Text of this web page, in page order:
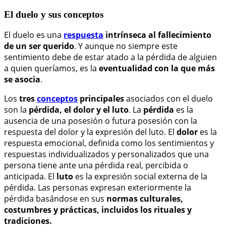
El duelo y sus conceptos
El duelo es una respuesta intrínseca al fallecimiento
de un ser querido. Y aunque no siempre este
sentimiento debe de estar atado a la pérdida de alguien
a quien queríamos, es la eventualidad con la que más
se asocia.
Los tresconceptos principalesasociados con el duelo
son la pérdida, el dolor y el luto. La pérdida es la
ausencia de una posesión o futura posesión con la
respuesta del dolor y la expresión del luto. El dolor es la
respuesta emocional, definida como los sentimientos y
respuestas individualizados y personalizados que una
persona tiene ante una pérdida real, percibida o
anticipada. El luto es la expresión social externa de la
pérdida. Las personas expresan exteriormente la
pérdida basándose en sus normas culturales,
costumbres y prácticas, incluidos los rituales y
tradiciones.